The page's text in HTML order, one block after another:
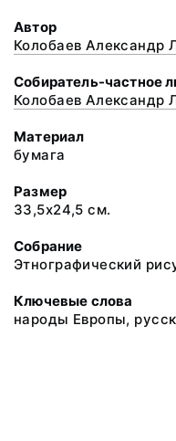
Автор
Колобаев Александр
Собиратель-частное
Колобаев Александр
Материал
бумага
Размер
33,5х24,5 см.
Собрание
Этнографический
Ключевые слова
народы Европы,